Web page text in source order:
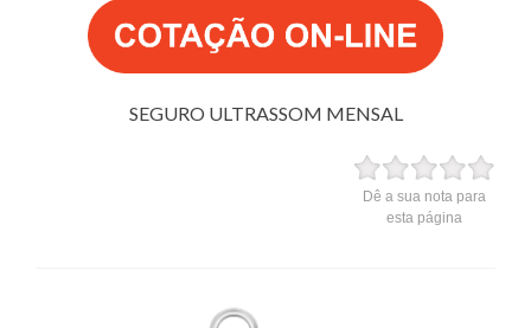
SEGURO ULTRASSOM MENSAL
Dê a sua nota para
esta página